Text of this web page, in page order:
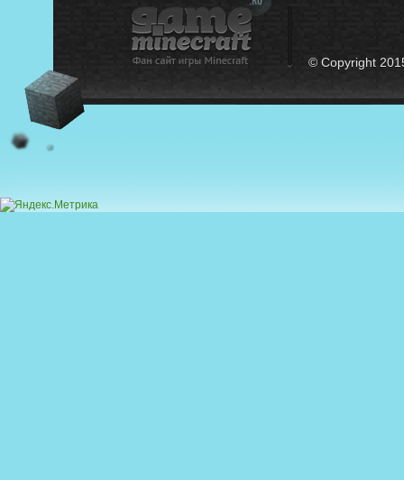
© Copyright